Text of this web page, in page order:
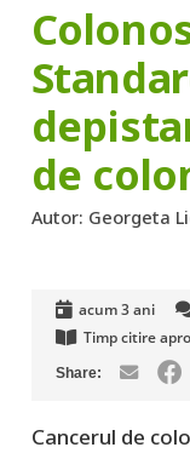
de
Autor: Georgeta
acum 3 ani
Timp citire
Cancerul de